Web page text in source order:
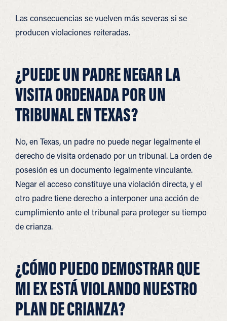
Las consecuencias se vuelven más severas si se
producen violaciones reiteradas.
¿PUEDE UN PADRE NEGAR LA
VISITA ORDENADA POR UN
TRIBUNAL EN TEXAS?
No, en Texas, un padre no puede negar legalmente el
derecho de visita ordenado por un tribunal. La orden de
posesión es un documento legalmente vinculante.
Negar el acceso constituye una violación directa, y el
otro padre tiene derecho a interponer una acción de
cumplimiento ante el tribunal para proteger su tiempo
de crianza.
¿CÓMO PUEDO DEMOSTRAR QUE
MI EX ESTÁ VIOLANDO NUESTRO
PLAN DE CRIANZA?